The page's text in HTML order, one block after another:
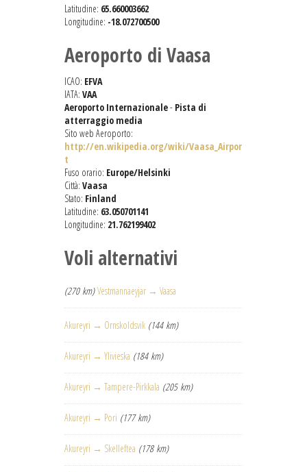
Latitudine: 65.660003662
Longitudine: -18.072700500
Aeroporto di Vaasa
ICAO: EFVA
IATA: VAA
Aeroporto Internazionale- Pista di
atterraggio media
Sito web Aeroporto:
http://en.wikipedia.org/wiki/Vaasa_Airpor
t
Fuso orario: Europe/Helsinki
Città: Vaasa
Stato: Finland
Latitudine: 63.050701141
Longitudine: 21.762199402
Voli alternativi
(270 km) Vestmannaeyjar → Vaasa
Akureyri → Ornskoldsvik (144 km)
Akureyri → Ylivieska (184 km)
Akureyri → Tampere-Pirkkala (205 km)
Akureyri → Pori (177 km)
Akureyri → Skelleftea (178 km)